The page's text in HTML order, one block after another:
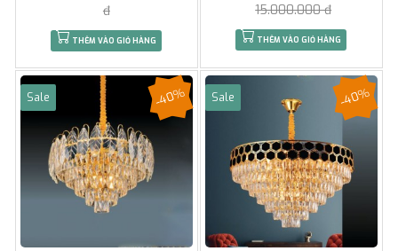
đ
THÊM VÀO GIỎ HÀNG
15.000.000 đ
THÊM VÀO GIỎ HÀNG
Sale -40% Sale -40%